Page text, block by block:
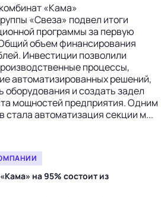
«Кама»
«Свеза» подвел итоги
программы за первую
объем финансирования
Инвестиции позволили
процессы,
автоматизированных решений,
оборудования и создать задел
мощностей предприятия. Одним
стала автоматизация секции м...
на 95% состоит из